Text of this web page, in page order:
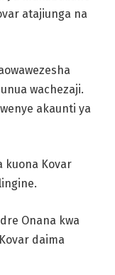
atajiunga na
wachezaji.
akaunti ya
kuona Kovar
Onana kwa
daima